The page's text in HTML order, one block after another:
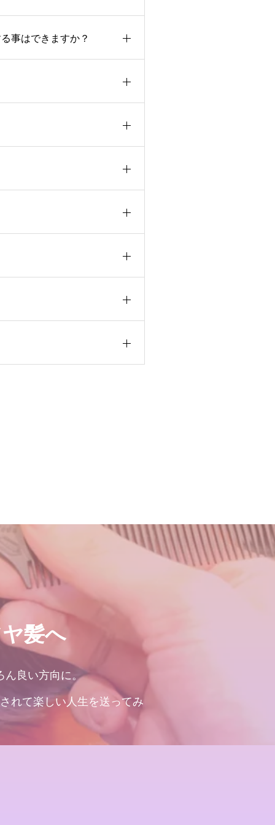
事はできますか？
髪へ
ん良い方向に。
れて楽しい人生を送ってみ